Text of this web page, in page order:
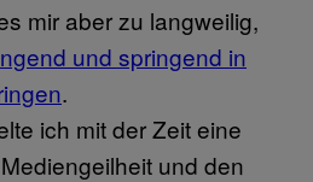
mir aber zu langweilig,
und springend in
.
ich mit der Zeit eine
und den